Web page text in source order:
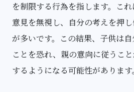
を制限する行為を指します。こ
意見を無視し、自分の考えを押
が多いです。この結果、子供は
ことを恐れ、親の意向に従うこ
するようになる可能性があります。